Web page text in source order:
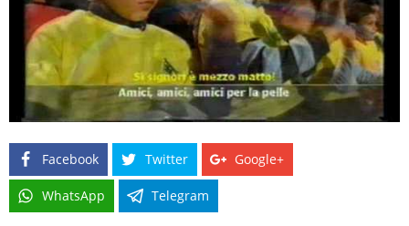
Facebook Twitter Google+
WhatsApp Telegram